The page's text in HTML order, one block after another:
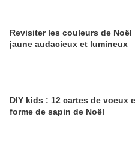
Revisiter les couleurs de Noël
jaune audacieux et lumineux
DIY kids : 12 cartes de voeux
forme de sapin de Noël